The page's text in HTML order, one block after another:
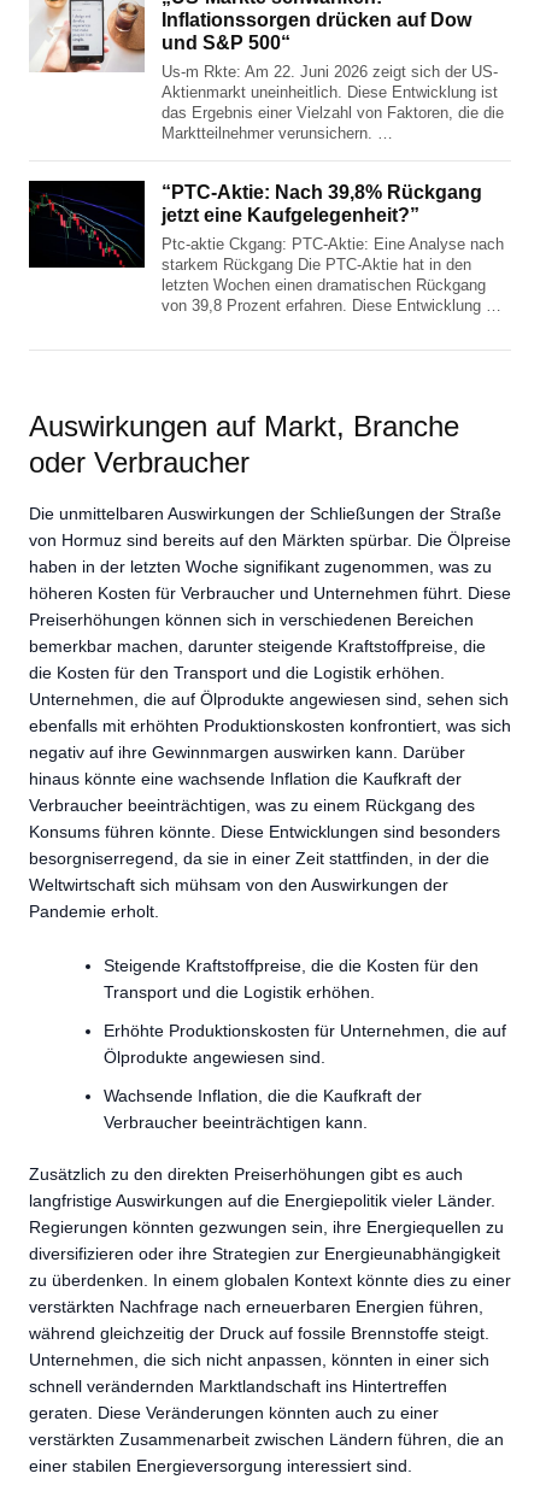
Inflationssorgen drücken auf Dow
und S&P 500“
Us-m Rkte: Am 22. Juni 2026 zeigt sich der US-
Aktienmarkt uneinheitlich. Diese Entwicklung ist
das Ergebnis einer Vielzahl von Faktoren, die die
Marktteilnehmer verunsichern. …
“PTC-Aktie: Nach 39,8% Rückgang
jetzt eine Kaufgelegenheit?”
Ptc-aktie Ckgang: PTC-Aktie: Eine Analyse nach
starkem Rückgang Die PTC-Aktie hat in den
letzten Wochen einen dramatischen Rückgang
von 39,8 Prozent erfahren. Diese Entwicklung …
Auswirkungen auf Markt, Branche
oder Verbraucher
Die unmittelbaren Auswirkungen der Schließungen der Straße
von Hormuz sind bereits auf den Märkten spürbar. Die Ölpreise
haben in der letzten Woche signifikant zugenommen, was zu
höheren Kosten für Verbraucher und Unternehmen führt. Diese
Preiserhöhungen können sich in verschiedenen Bereichen
bemerkbar machen, darunter steigende Kraftstoffpreise, die
die Kosten für den Transport und die Logistik erhöhen.
Unternehmen, die auf Ölprodukte angewiesen sind, sehen sich
ebenfalls mit erhöhten Produktionskosten konfrontiert, was sich
negativ auf ihre Gewinnmargen auswirken kann. Darüber
hinaus könnte eine wachsende Inflation die Kaufkraft der
Verbraucher beeinträchtigen, was zu einem Rückgang des
Konsums führen könnte. Diese Entwicklungen sind besonders
besorgniserregend, da sie in einer Zeit stattfinden, in der die
Weltwirtschaft sich mühsam von den Auswirkungen der
Pandemie erholt.
Steigende Kraftstoffpreise, die die Kosten für den
Transport und die Logistik erhöhen.
Erhöhte Produktionskosten für Unternehmen, die auf
Ölprodukte angewiesen sind.
Wachsende Inflation, die die Kaufkraft der
Verbraucher beeinträchtigen kann.
Zusätzlich zu den direkten Preiserhöhungen gibt es auch
langfristige Auswirkungen auf die Energiepolitik vieler Länder.
Regierungen könnten gezwungen sein, ihre Energiequellen zu
diversifizieren oder ihre Strategien zur Energieunabhängigkeit
zu überdenken. In einem globalen Kontext könnte dies zu einer
verstärkten Nachfrage nach erneuerbaren Energien führen,
während gleichzeitig der Druck auf fossile Brennstoffe steigt.
Unternehmen, die sich nicht anpassen, könnten in einer sich
schnell verändernden Marktlandschaft ins Hintertreffen
geraten. Diese Veränderungen könnten auch zu einer
verstärkten Zusammenarbeit zwischen Ländern führen, die an
einer stabilen Energieversorgung interessiert sind.